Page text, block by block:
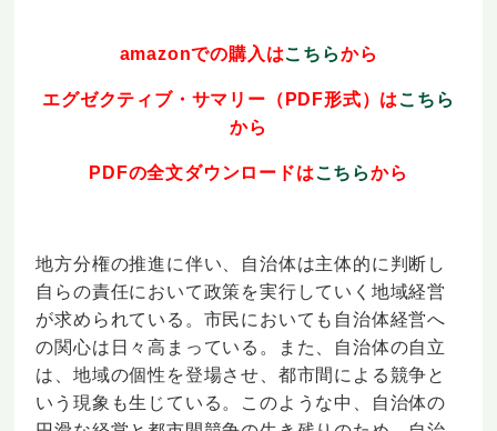
amazonでの購入はこちらから
エグゼクティブ・サマリー（PDF形式）はこちら
から
PDFの全文ダウンロードはこちらから
地方分権の推進に伴い、自治体は主体的に判断し
自らの責任において政策を実行していく地域経営
が求められている。市民においても自治体経営へ
の関心は日々高まっている。また、自治体の自立
は、地域の個性を登場させ、都市間による競争と
いう現象も生じている。このような中、自治体の